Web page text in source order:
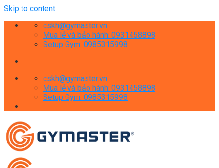
Skip to content
cskh@gymaster.vn
Mua lẻ và bảo hành: 0931458898
Setup Gym: 0985315998
cskh@gymaster.vn
Mua lẻ và bảo hành: 0931458898
Setup Gym: 0985315998